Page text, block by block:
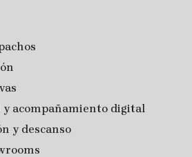
acompañamiento digital
y descanso